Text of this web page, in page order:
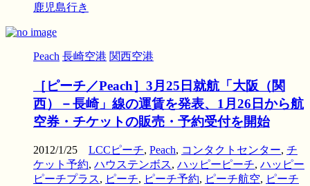
鹿児島行き
Peach 長崎空港 関西空港
［ピーチ／Peach］3月25日就航「大阪（関
西）－長崎」線の運賃を発表、1月26日から航
空券・チケットの販売・予約受付を開始
2012/1/25 LCCピーチ, Peach, コンタクトセンター, チ
ケット予約, ハウステンボス, ハッピーピーチ, ハッピー
ピーチプラス, ピーチ, ピーチ予約, ピーチ航空, ピーチ